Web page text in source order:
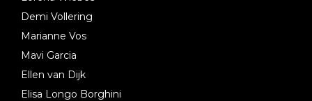
Demi Vollering
Marianne Vos
Mavi Garcia
Ellen van Dijk
Elisa Longo Borghini